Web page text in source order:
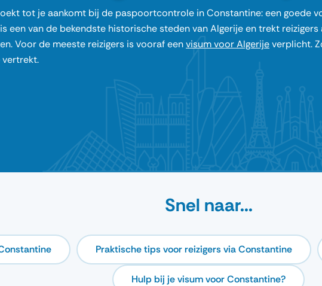
tot je aankomt bij de paspoortcontrole inConstantine: een goede
een van de bekendste historische steden vanAlgerijeen trekt
Voor de meeste reizigers is vooraf eenvisum voor Algerijeverplicht.
Snel naar...
Praktische tips voor reizigers via Constantine
Hulp bij je visum voor Constantine?